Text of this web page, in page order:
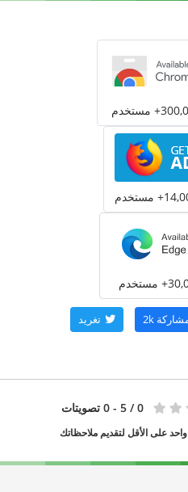
مستخدم
مستخدم
مستخدم
2k تغريد
0 / 5 - 0 تصويتات
على الأقل لتقديم ملاحظاتك